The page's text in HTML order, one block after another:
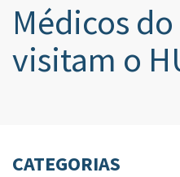
Médicos
visitam o
CATEGORIAS